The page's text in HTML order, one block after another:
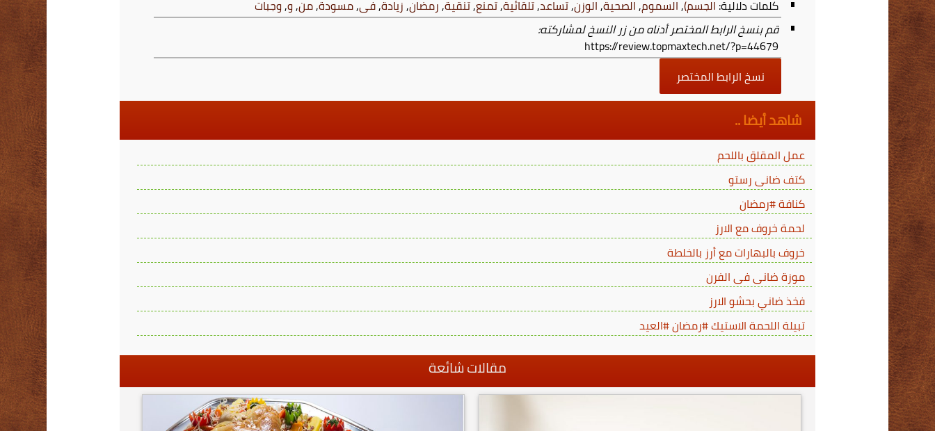
كلمات دلالية: الجسم),السموم,الصحية,الوزن,تساعد,تلقائية,تمنع,تنقية,رمضان,زيادة,فى,مسودة,من,و,وجبات
قم بنسخ الرابط المختصر أدناه من زر النسخ لمشاركته:
https://review.topmaxtech.net/?p=44679
نسخ الرابط المختصر
شاهد أيضا ..
عمل المقلق باللحم
كتف ضانى رستو
كنافة #رمضان
لحمة خروف مع الارز
خروف بالبهارات مع أرز بالخلطة
موزة ضانى فى الفرن
فخذ ضاني بحشو الارز
تبيلة اللحمة الاستيك #رمضان #العيد
مقالات شائعة